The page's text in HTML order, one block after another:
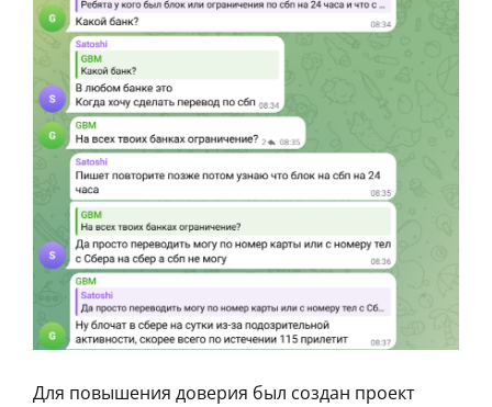
Для повышения доверия был создан проект